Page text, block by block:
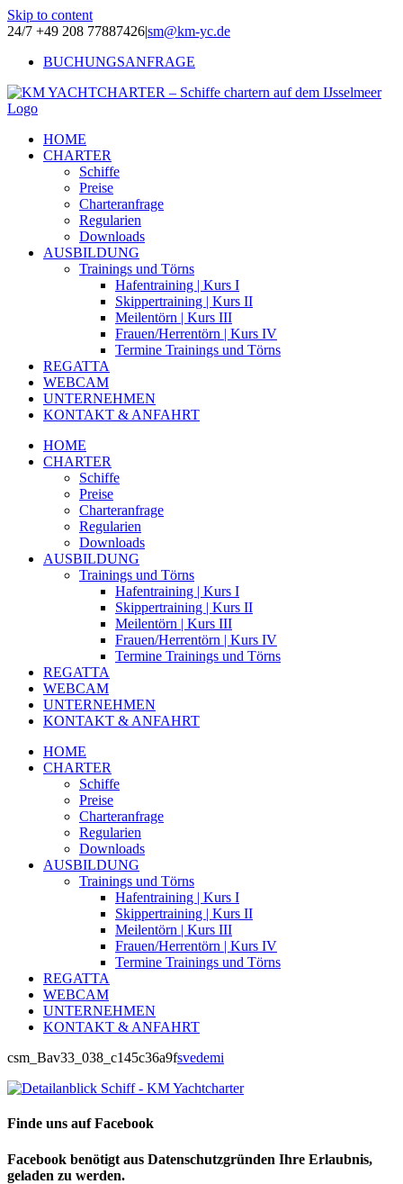
Skip to content
24/7 +49 208 77887426|sm@km-yc.de
BUCHUNGSANFRAGE
HOME
CHARTER
Schiffe
Preise
Charteranfrage
Regularien
Downloads
AUSBILDUNG
Trainings und Törns
Hafentraining | Kurs I
Skippertraining | Kurs II
Meilentörn | Kurs III
Frauen/Herrentörn | Kurs IV
Termine Trainings und Törns
REGATTA
WEBCAM
UNTERNEHMEN
KONTAKT & ANFAHRT
HOME
CHARTER
Schiffe
Preise
Charteranfrage
Regularien
Downloads
AUSBILDUNG
Trainings und Törns
Hafentraining | Kurs I
Skippertraining | Kurs II
Meilentörn | Kurs III
Frauen/Herrentörn | Kurs IV
Termine Trainings und Törns
REGATTA
WEBCAM
UNTERNEHMEN
KONTAKT & ANFAHRT
HOME
CHARTER
Schiffe
Preise
Charteranfrage
Regularien
Downloads
AUSBILDUNG
Trainings und Törns
Hafentraining | Kurs I
Skippertraining | Kurs II
Meilentörn | Kurs III
Frauen/Herrentörn | Kurs IV
Termine Trainings und Törns
REGATTA
WEBCAM
UNTERNEHMEN
KONTAKT & ANFAHRT
csm_Bav33_038_c145c36a9fsvedemi
Finde uns auf Facebook
Facebook benötigt aus Datenschutzgründen Ihre Erlaubnis,
geladen zu werden.